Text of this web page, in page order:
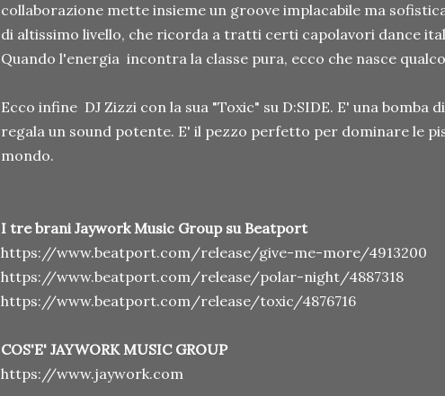
collaborazione mette insieme un groove implacabile ma
di altissimo livello, che ricorda a tratti certi capolavori dance
Quando l'energia incontra la classe pura, ecco che nasce
Ecco infine DJ Zizzi con la sua "Toxic" su D:SIDE. E' una bomba
regala un sound potente. E' il pezzo perfetto per dominare le
mondo.
I tre brani Jaywork Music Group su Beatport
https://www.beatport.com/release/give-me-more/4913200
https://www.beatport.com/release/polar-night/4887318
https://www.beatport.com/release/toxic/4876716
COS'E' JAYWORK MUSIC GROUP
https://www.jaywork.com